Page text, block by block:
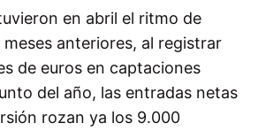
en abril el ritmo de
anteriores, al registrar
de euros en captaciones
del año, las entradas netas
rozan ya los 9.000